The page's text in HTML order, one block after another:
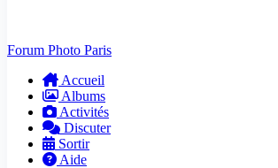
Forum Photo Paris
Accueil
Albums
Activités
Discuter
Sortir
Aide